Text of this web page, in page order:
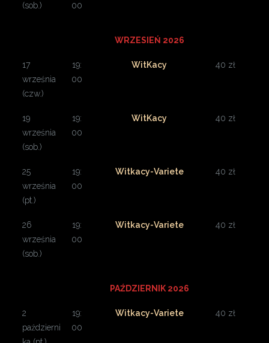
(sob.)
00
WRZESIEŃ 2026
17
września
(czw.)
19:
00
WitKacy 40 zł
19
września
(sob.)
19:
00
WitKacy 40 zł
25
września
(pt.)
19:
00
Witkacy-Variete 40 zł
26
września
(sob.)
19:
00
Witkacy-Variete 40 zł
PAŹDZIERNIK 2026
2
październi
19:
00
Witkacy-Variete 40 zł